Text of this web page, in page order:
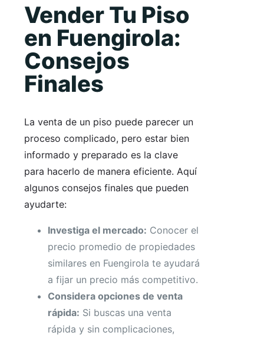
Vender Tu Piso
en Fuengirola:
Consejos
Finales
La venta de un piso puede parecer un
proceso complicado, pero estar bien
informado y preparado es la clave
para hacerlo de manera eficiente. Aquí
algunos consejos finales que pueden
ayudarte:
Investiga el mercado: Conocer el
precio promedio de propiedades
similares en Fuengirola te ayudará
a fijar un precio más competitivo.
Considera opciones de venta
rápida: Si buscas una venta
rápida y sin complicaciones,